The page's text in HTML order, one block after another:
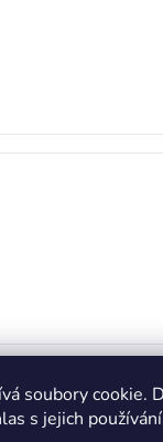
soubory cookie.
s jejich
zavolejte nám –